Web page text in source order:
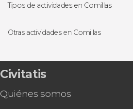
Tipos de actividades en Comillas
Otras actividades en Comillas
Entradas al Capricho de
Visita guiada por Comillas y el
Civitatis
Quiénes somos